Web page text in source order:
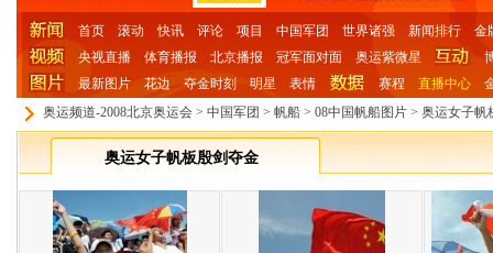
首页 滚动 快讯 评论 项目 中国军团 世界诸强 新闻排行
金
央视直播
体育播报 北京播报 冠军面对面 奥运紫微星
最新图片
花边 夺金时刻 明星 表情 赛程 直播中心
奥运频道-2008北京奥运会 > 中国军团 > 帆船 > 08中国帆船图片 > 奥运女子帆
奥运女子帆板殷剑夺金